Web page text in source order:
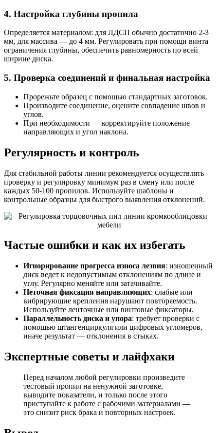
4. Настройка глубины пропила
Определяется материалом: для ЛДСП обычно достаточно 2-3
мм, для массива — до 4 мм. Регулировать при помощи винта
ограничения глубины, обеспечить равномерность по всей
ширине диска.
5. Проверка соединений и финальная настройка
Прорежьте образец с помощью стандартных заготовок.
Производите соединение, оцените совпадение швов и
углов.
При необходимости — корректируйте положение
направляющих и угол наклона.
Регулярность и контроль
Для стабильной работы линии рекомендуется осуществлять
проверку и регулировку минимум раз в смену или после
каждых 50-100 пропилов. Используйте шаблоны и
контрольные образцы для быстрого выявления отклонений.
Частые ошибки и как их избегать
Игнорирование прогресса износа лезвия: изношенный
диск ведет к недопустимым отклонениям по длине и
углу. Регулярно меняйте или затачивайте.
Неточная фиксация направляющих: слабые или
вибрирующие крепления нарушают повторяемость.
Используйте ленточные или винтовые фиксаторы.
Параллельность диска и упора: требует проверки с
помощью штангенциркуля или цифровых угломеров,
иначе результат — отклонения в стыках.
Экспертные советы и лайфхаки
Перед началом любой регулировки произведите
тестовый пропил на ненужной заготовке,
выводите показатели, и только после этого
приступайте к работе с рабочими материалами —
это снизит риск брака и повторных настроек.